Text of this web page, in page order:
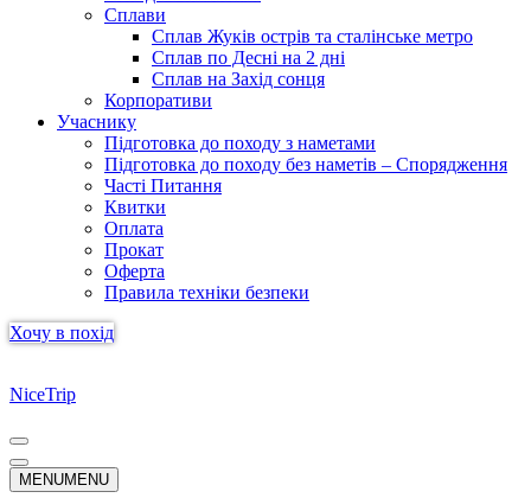
Сплави
Сплав Жуків острів та сталінське метро
Сплав по Десні на 2 дні
Сплав на Захід сонця
Корпоративи
Учаснику
Підготовка до походу з наметами
Підготовка до походу без наметів – Спорядження
Часті Питання
Квитки
Оплата
Прокат
Оферта
Правила техніки безпеки
Хочу в похід
NiceTrip
Меню
навігації
Меню
навігації
MENUMENU